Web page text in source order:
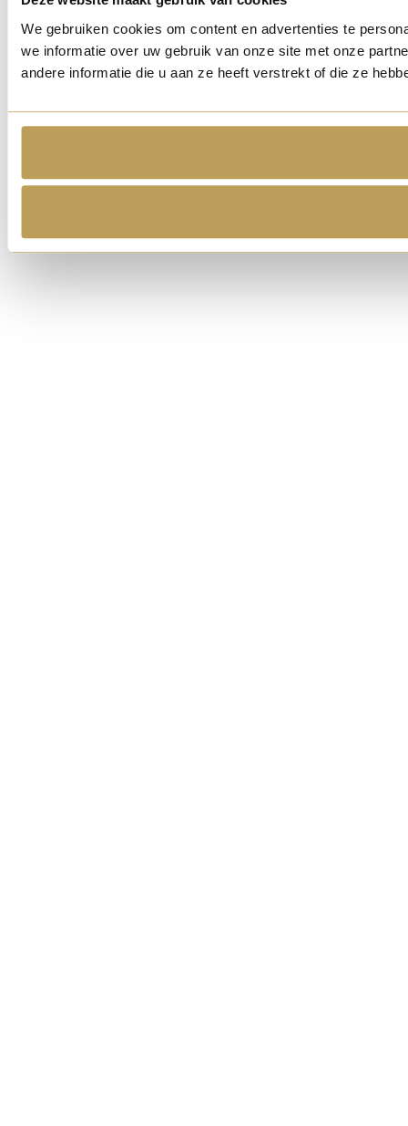
We gebruiken cookies om content en advertenties te
we informatie over uw gebruik van onze site met onze
andere informatie die u aan ze heeft verstrekt of die ze